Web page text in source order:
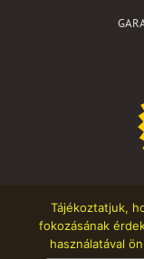
Tájékoztatjuk,
fokozásának
használatával